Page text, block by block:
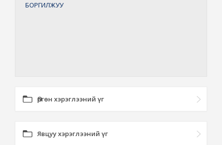
БОРГИЛЖУУ
Өргөн хэрэглээний үг
Явцуу хэрэглээний үг